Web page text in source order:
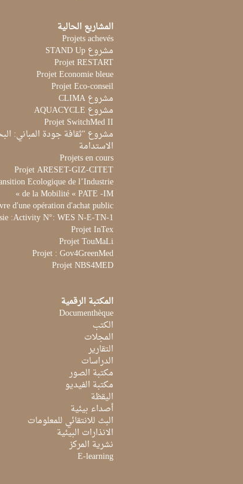
المشاريع الحالية
Projets achevés
مشروع STAND Up
Projet RESTART
Projet Economie bleue
Projet Eco-conseil
مشروع CLIMA
مشروع AQUACYCLE
Projet SwitchMed II
مشروع "ثقافة جودة المباني:
الاستدامة
Projets en cours
Projet ARESET-GIZ-CITET
Ecologique de l’Industrie
de la Mobilité « PATE -IM »
d'une opération d'achat public
:Activity N°: WES N-E-TN-1
Projet InTex
Projet TouMaLi
Projet : Gov4GreenMed
Projet NBS4MED
المكتبة الرقمية
Documenthèque
الكتب
المجلات
التقارير
الدراسات
مكتبة الصور
مكتبة الفيديو
اليقظة
أصداء بيئية
البث للانتقائي للمعلومات
الانذارات البيئية
نشرية المركز
E-learning